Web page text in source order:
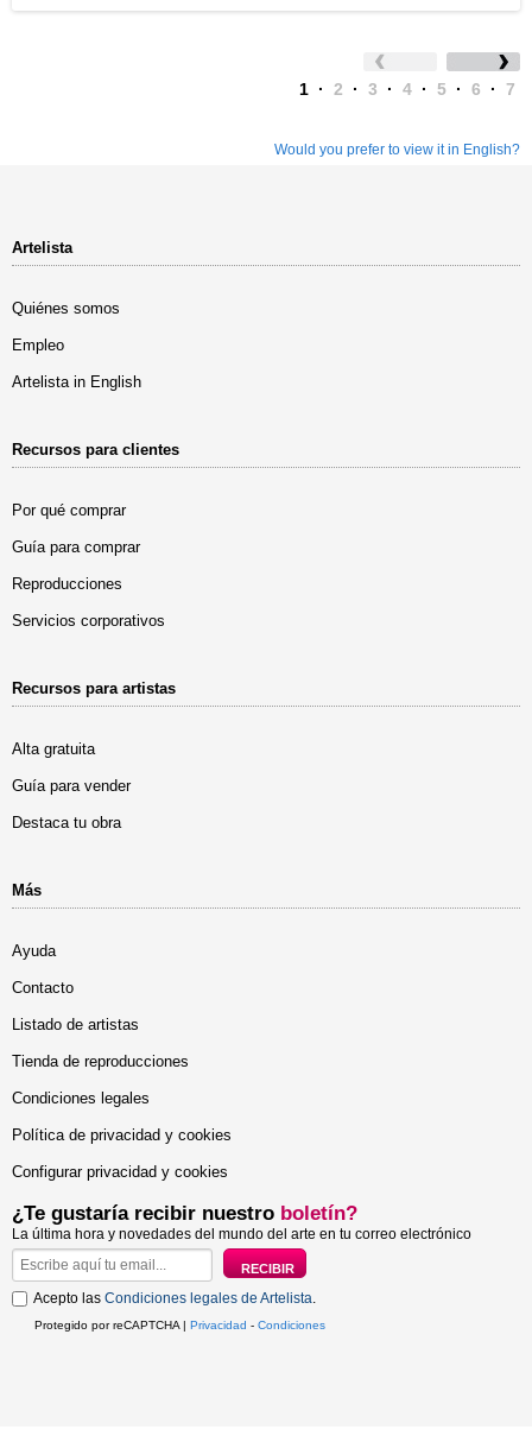
1 · 2 · 3 · 4 · 5 · 6 · 7
Would you prefer to view it in English?
Artelista
Quiénes somos
Empleo
Artelista in English
Recursos para clientes
Por qué comprar
Guía para comprar
Reproducciones
Servicios corporativos
Recursos para artistas
Alta gratuita
Guía para vender
Destaca tu obra
Más
Ayuda
Contacto
Listado de artistas
Tienda de reproducciones
Condiciones legales
Política de privacidad y cookies
Configurar privacidad y cookies
¿Te gustaría recibir nuestro boletín?
La última hora y novedades del mundo del arte en tu correo electrónico
Acepto las Condiciones legales de Artelista.
Protegido por reCAPTCHA | Privacidad - Condiciones